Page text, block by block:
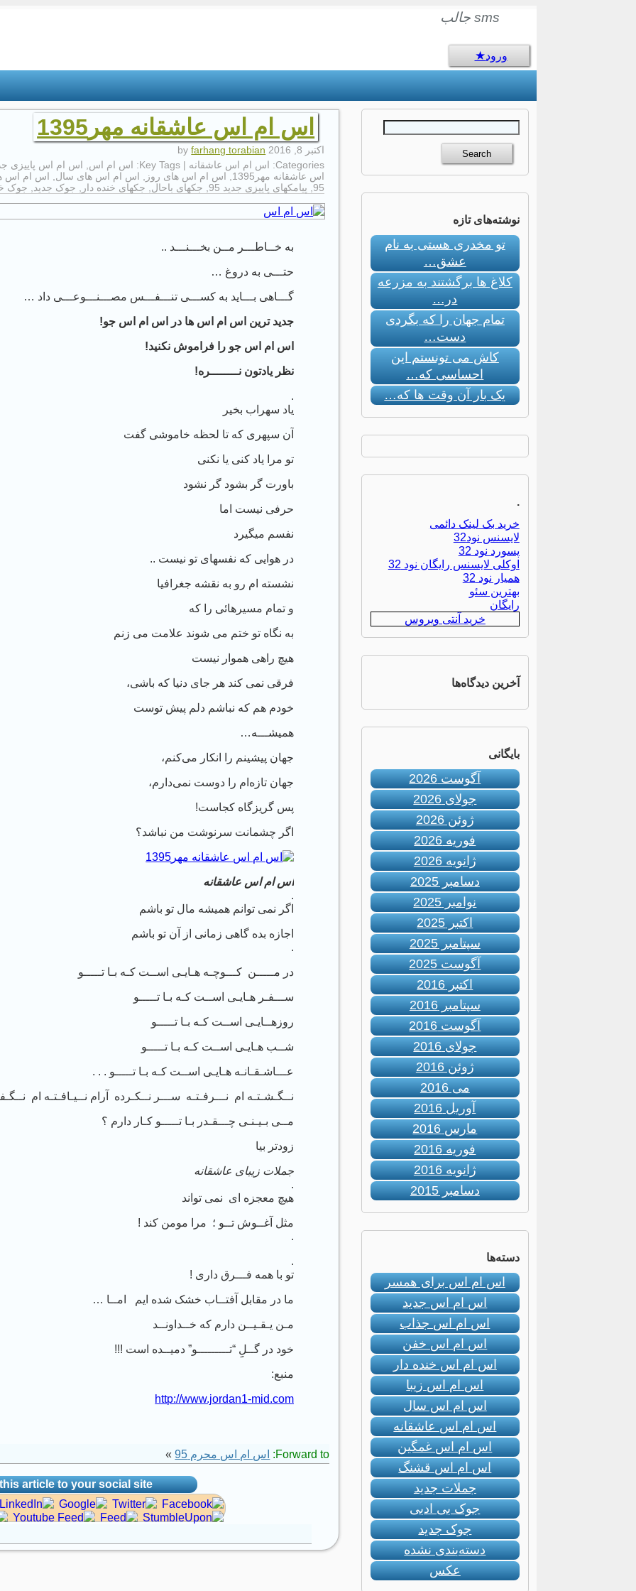
sms جالب
ورود
اس ام اس عاشقانه مهر1395
اکتبر 8, 2016
farhang torabian
Categories:
اس ام اس عاشقانه | Key Tags: اس ام اس اس ام اس پاییزی
اس عاشقانه مهر1395
اس ام اس های روز اس ام اس های سال اس ام اس
95
, پیامکهای پاییزی جدید 95 , جکهای باحال جکهای خنده دار جوک جدید جوک
به خــاطـــر مــن بخـــنـــد ..
حتـــی به دروغ …
گـــاهی بـــاید به کســـی تنـــفـــس مصـــنـــوعـــی داد …
جدید ترین اس ام اس ها در اس ام اس جو!
اس ام اس جو را فراموش نکنید!
نظر یادتون نــــــــره!
.
یاد سهراب بخیر
آن سپهری که تا لحظه خاموشی گفت
تو مرا یاد کنی یا نکنی
باورت گر بشود گر نشود
حرفی نیست اما
نفسم میگیرد
در هوایی که نفسهای تو نیست ..
نشسته ام رو به نقشه جغرافیا
و تمام مسیرهائی را که
به نگاه تو ختم می شوند علامت می زنم
هیچ راهی هموار نیست
فرقی نمی کند هر جای دنیا که باشی،
خودم هم که نباشم دلم پیش توست
همیشـــه…
جهان پیشینم را انکار می‌کنم،
جهان تازه‌ام را دوست نمی‌دارم،
پس گریزگاه کجاست!
اگر چشمانت سرنوشت من نباشد؟
اس ام اس عاشقانه
.
اگر نمی توانم همیشه مال تو باشم
اجازه بده گاهی زمانی از آن تو باشم
.
در مـــــن کـــوچـه هـایـی اســت کـه بـا تـــــو
ســـفـر هـایـی اســت کـه بـا تـــــو
روزهــایـی اســت کـه بـا تـــــو
شــب هـایـی اســت کـه بـا تـــــو
عـــاشـقـانـه هـایـی اســت کـه بـا تـــــو . . .
نــگـشـتـه ام نـــرفـتـه ســـر نــکـرده آرام نــیـافـتـه ام
مــی بـیـنـی چـــقـدر بـا تـــــو کـار دارم ؟
زودتر بیا
جملات زیبای عاشقانه
.
هیچ معجزه ای نمی تواند
مثل آغــوش تــو ؛ مرا مومن کند !
.
.
تو با همه فـــرق داری !
ما در مقابل آفتــاب خشک شده ایم امــا …
مـن یـقـیــن دارم که خــداونــد
خود در گــلِِ “تـــــــــو” دمیــده است !!!
منبع:
http://www.jordan1-mid.com
Forward to: اس ام اس محرم 95 »
article to your social site
نوشته‌های تازه
تو مخدری هستی به نام
عشق…
کلاغ ها برگشتند به مزرعه
در…
تمام جهان را که بگردی
دست…
کاش می تونستم این
احساسی که…
یک بار آن وقت ها که…
.
خرید بک لینک دائمی
لایسنس نود32
پسورد نود 32
اوکلی لایسنس رایگان نود 32
همیار نود 32
بهترین سئو
رایگان
خرید آنتی ویروس
آخرین دیدگاه‌ها
بایگانی
آگوست 2026
جولای 2026
ژوئن 2026
فوریه 2026
ژانویه 2026
دسامبر 2025
نوامبر 2025
اکتبر 2025
سپتامبر 2025
آگوست 2025
اکتبر 2016
سپتامبر 2016
آگوست 2016
جولای 2016
ژوئن 2016
می 2016
آوریل 2016
مارس 2016
فوریه 2016
ژانویه 2016
دسامبر 2015
دسته‌ها
اس ام اس برای همسر
اس ام اس جدید
اس ام اس جذاب
اس ام اس خفن
اس ام اس خنده دار
اس ام اس زیبا
اس ام اس سال
اس ام اس عاشقانه
اس ام اس غمگین
اس ام اس قشنگ
جملات جدید
جوک بی ادبی
جوک جدید
دسته‌بندی نشده
عکس